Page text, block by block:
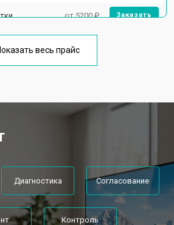
от 5200 ₽ Заказать
от 3700 ₽
от 3900 ₽
весь прайс
Диагностика Согласование
Контроль